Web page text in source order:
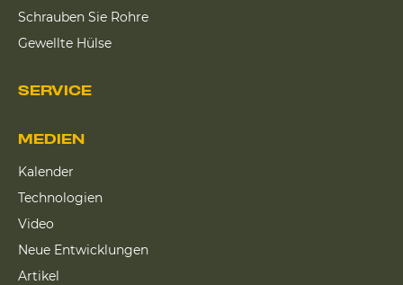
Schrauben Sie Rohre
Gewellte Hülse
SERVICE
MEDIEN
Kalender
Technologien
Video
Neue Entwicklungen
Artikel